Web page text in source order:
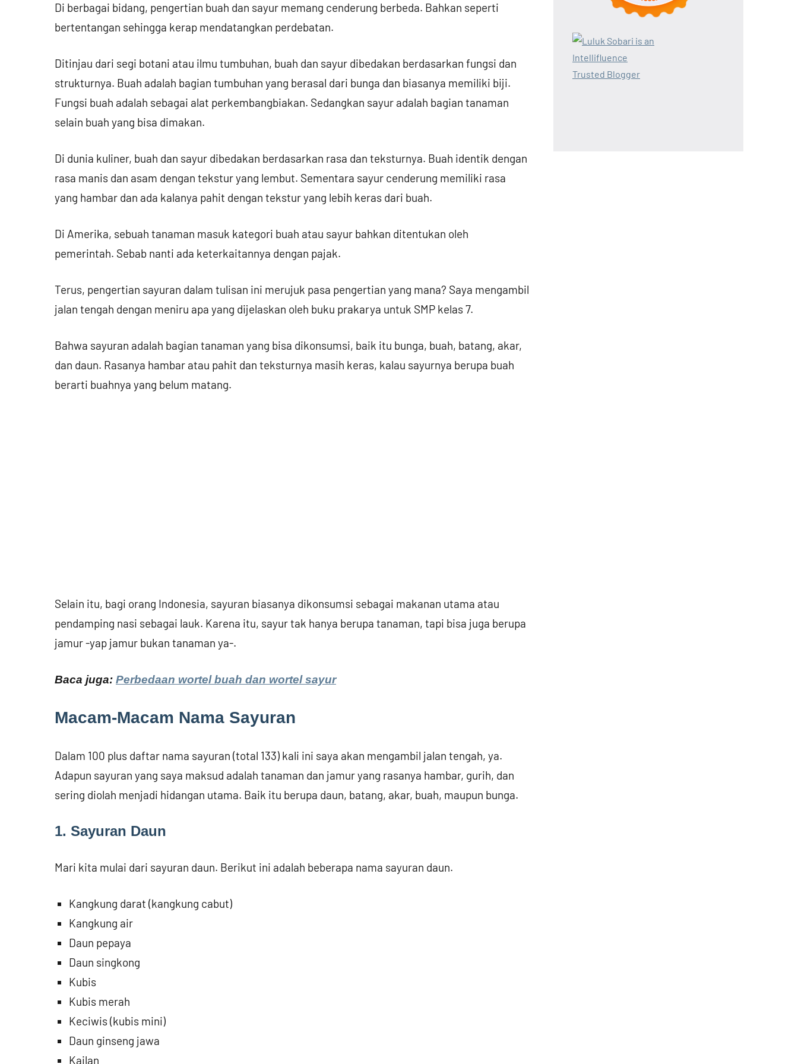
Di berbagai bidang, pengertian buah dan sayur memang cenderung berbeda. Bahkan seperti
bertentangan sehingga kerap mendatangkan perdebatan.
Ditinjau dari segi botani atau ilmu tumbuhan, buah dan sayur dibedakan berdasarkan fungsi dan
strukturnya. Buah adalah bagian tumbuhan yang berasal dari bunga dan biasanya memiliki biji.
Fungsi buah adalah sebagai alat perkembangbiakan. Sedangkan sayur adalah bagian tanaman
selain buah yang bisa dimakan.
Di dunia kuliner, buah dan sayur dibedakan berdasarkan rasa dan teksturnya. Buah identik dengan
rasa manis dan asam dengan tekstur yang lembut. Sementara sayur cenderung memiliki rasa
yang hambar dan ada kalanya pahit dengan tekstur yang lebih keras dari buah.
Di Amerika, sebuah tanaman masuk kategori buah atau sayur bahkan ditentukan oleh
pemerintah. Sebab nanti ada keterkaitannya dengan pajak.
Terus, pengertian sayuran dalam tulisan ini merujuk pasa pengertian yang mana? Saya mengambil
jalan tengah dengan meniru apa yang dijelaskan oleh buku prakarya untuk SMP kelas 7.
Bahwa sayuran adalah bagian tanaman yang bisa dikonsumsi, baik itu bunga, buah, batang, akar,
dan daun. Rasanya hambar atau pahit dan teksturnya masih keras, kalau sayurnya berupa buah
berarti buahnya yang belum matang.
Selain itu, bagi orang Indonesia, sayuran biasanya dikonsumsi sebagai makanan utama atau
pendamping nasi sebagai lauk. Karena itu, sayur tak hanya berupa tanaman, tapi bisa juga berupa
jamur -yap jamur bukan tanaman ya-.
Baca juga: Perbedaan wortel buah dan wortel sayur
Macam-Macam Nama Sayuran
Dalam 100 plus daftar nama sayuran (total 133) kali ini saya akan mengambil jalan tengah, ya.
Adapun sayuran yang saya maksud adalah tanaman dan jamur yang rasanya hambar, gurih, dan
sering diolah menjadi hidangan utama. Baik itu berupa daun, batang, akar, buah, maupun bunga.
1. Sayuran Daun
Mari kita mulai dari sayuran daun. Berikut ini adalah beberapa nama sayuran daun.
Kangkung darat (kangkung cabut)
Kangkung air
Daun pepaya
Daun singkong
Kubis
Kubis merah
Keciwis (kubis mini)
Daun ginseng jawa
Kailan